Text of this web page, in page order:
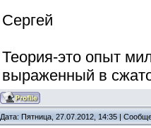
Сергей
Теория-это опыт
выраженный в
Дата: Пятница, 27.07.2012, 14:35 |